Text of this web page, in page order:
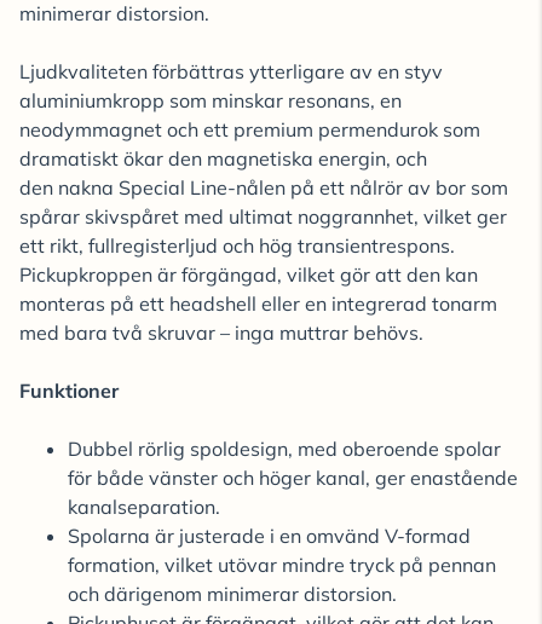
minimerar distorsion.
Ljudkvaliteten förbättras ytterligare av en styv
aluminiumkropp som minskar resonans, en
neodymmagnet och ett premium permendurok som
dramatiskt ökar den magnetiska energin, och
den nakna Special Line-nålen på ett nålrör av bor som
spårar skivspåret med ultimat noggrannhet, vilket ger
ett rikt, fullregisterljud och hög transientrespons.
Pickupkroppen är förgängad, vilket gör att den kan
monteras på ett headshell eller en integrerad tonarm
med bara två skruvar – inga muttrar behövs.
Funktioner
Dubbel rörlig spoldesign, med oberoende spolar
för både vänster och höger kanal, ger enastående
kanalseparation.
Spolarna är justerade i en omvänd V-formad
formation, vilket utövar mindre tryck på pennan
och därigenom minimerar distorsion.